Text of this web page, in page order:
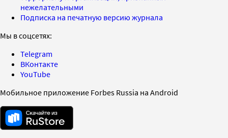
нежелательными
Подписка на печатную версию журнала
Мы в соцсетях:
Telegram
ВКонтакте
YouTube
Мобильное приложение Forbes Russia на Android